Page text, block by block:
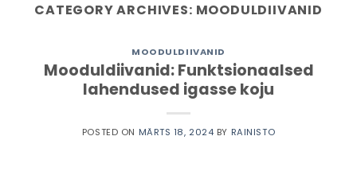
CATEGORY ARCHIVES: MOODULDIIVANID
MOODULDIIVANID
Mooduldiivanid: Funktsionaalsed
lahendused igasse koju
POSTED ON MÄRTS 18, 2024 BY RAINISTO